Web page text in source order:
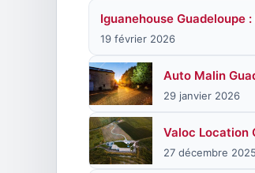
Iguanehouse Guadeloupe
19 février 2026
Auto Malin
29 janvier 2026
Valoc Location
27 décembre 2025